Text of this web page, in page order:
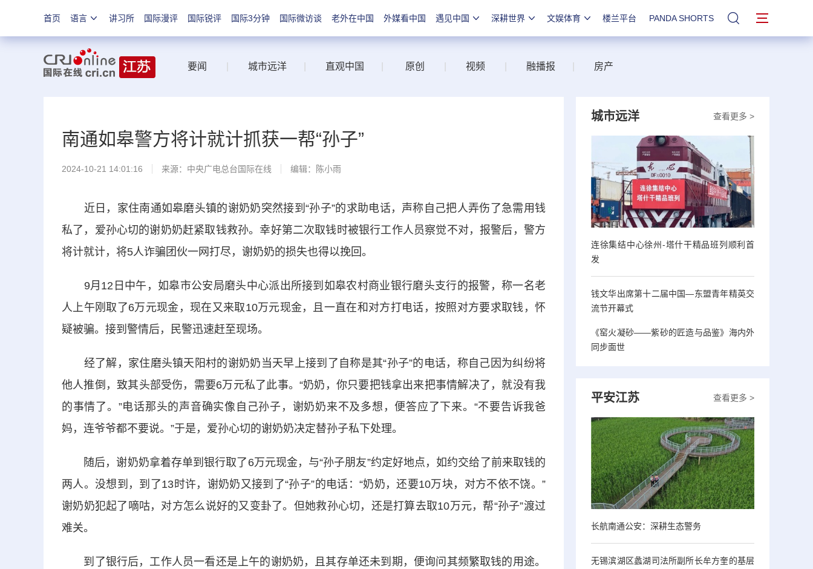
首页 语言 讲习所 国际漫评 国际锐评 国际3分钟 国际微访谈 老外在中国 外媒看中国 遇见中国 深耕世界 文娱体育 楼兰平台 PANDA SHORTS 站内搜索
要闻 城市远洋 直观中国 原创 视频 融播报 房产
南通如皋警方将计就计抓获一帮“孙子”
2024-10-21 14:01:16 来源：中央广电总台国际在线 编辑：陈小雨
近日，家住南通如皋磨头镇的谢奶奶突然接到“孙子”的求助电话，声称自己把人弄伤了急需用钱
私了，爱孙心切的谢奶奶赶紧取钱救孙。幸好第二次取钱时被银行工作人员察觉不对，报警后，警方
将计就计，将5人诈骗团伙一网打尽，谢奶奶的损失也得以挽回。
9月12日中午，如皋市公安局磨头中心派出所接到如皋农村商业银行磨头支行的报警，称一名老
人上午刚取了6万元现金，现在又来取10万元现金，且一直在和对方打电话，按照对方要求取钱，怀
疑被骗。接到警情后，民警迅速赶至现场。
经了解，家住磨头镇天阳村的谢奶奶当天早上接到了自称是其“孙子”的电话，称自己因为纠纷将
他人推倒，致其头部受伤，需要6万元私了此事。“奶奶，你只要把钱拿出来把事情解决了，就没有我
的事情了。”电话那头的声音确实像自己孙子，谢奶奶来不及多想，便答应了下来。“不要告诉我爸
妈，连爷爷都不要说。”于是，爱孙心切的谢奶奶决定替孙子私下处理。
随后，谢奶奶拿着存单到银行取了6万元现金，与“孙子朋友”约定好地点，如约交给了前来取钱的
两人。没想到，到了13时许，谢奶奶又接到了“孙子”的电话：“奶奶，还要10万块，对方不依不饶。”
谢奶奶犯起了嘀咕，对方怎么说好的又变卦了。但她救孙心切，还是打算去取10万元，帮“孙子”渡过
难关。
到了银行后，工作人员一看还是上午的谢奶奶，且其存单还未到期，便询问其频繁取钱的用途。
查看更多 >
城市远洋
连徐集结中心徐州-塔什干精品班列顺利首
发
钱文华出席第十二届中国—东盟青年精英交
流节开幕式
《窑火凝砂——紫砂的匠造与品鉴》海内外
同步面世
查看更多 >
平安江苏
长航南通公安：深耕生态警务
无锡滨湖区蠡湖司法所副所长牟方奎的基层